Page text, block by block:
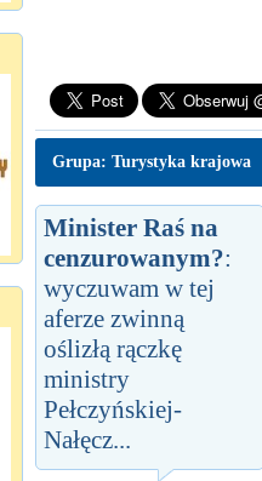
Grupa: Turystyka krajowa
Minister Raś na
cenzurowanym?:
wyczuwam w tej
aferze zwinną
oślizłą rączkę
ministry
Pełczyńskiej-
Nałęcz...